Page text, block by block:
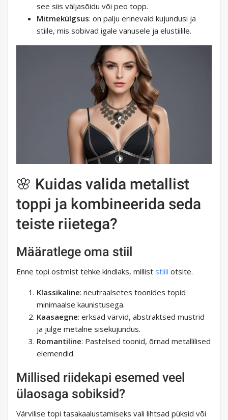
see siis väljasõidu või peo topp.
Mitmekülgsus: on palju erinevaid kujundusi ja
stiile, mis sobivad igale vanusele ja elustiilile.
🌸 Kuidas valida metallist
toppi ja kombineerida seda
teiste riietega?
Määratlege oma stiil
Enne topi ostmist tehke kindlaks, millist stiili otsite.
Klassikaline: neutraalsetes toonides topid
minimaalse kaunistusega.
Kaasaegne: erksad värvid, abstraktsed mustrid
ja julge metalne sisekujundus.
Romantiline: Pastelsed toonid, õrnad metallilised
elemendid.
Millised riidekapi esemed veel
ülaosaga sobiksid?
Värvilise topi tasakaalustamiseks vali lihtsad püksid või